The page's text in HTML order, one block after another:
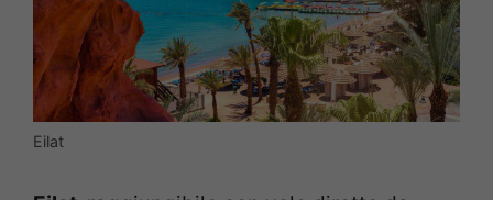
Eilat